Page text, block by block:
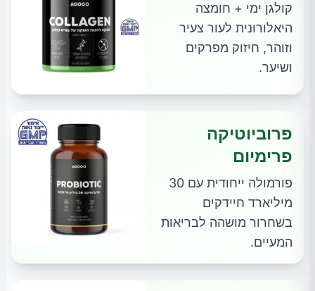
קולגן ימי + חומצה
היאלורונית לעור צעיר
וזוהר, חיזוק מפרקים
ושיער.
פרוביוטיקה
פרימיום
פורמולה ייחודית עם 30
מיליארד חיידקים
בשחרור מושהה לבריאות
המעיים.